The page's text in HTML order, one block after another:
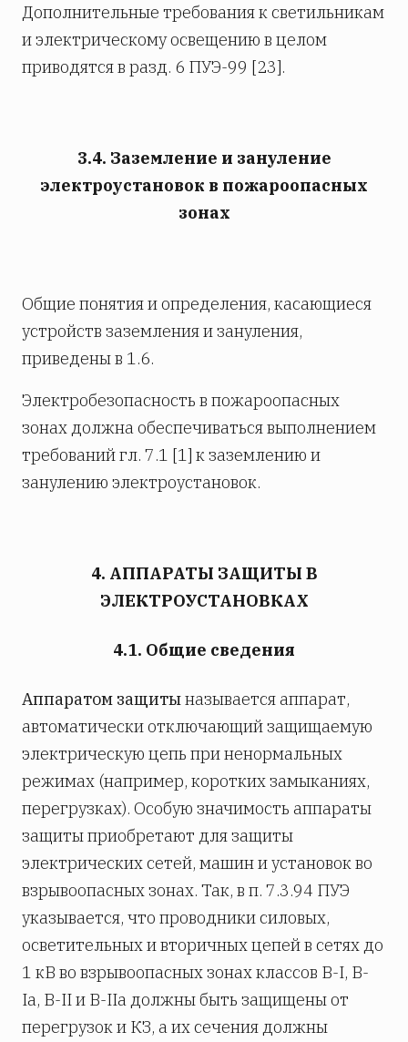
Дополнительные требования к светильникам
и электрическому освещению в целом
приводятся в разд. 6 ПУЭ-99 [23].
3.4. Заземление и зануление
электроустановок в пожароопасных
зонах
Общие понятия и определения, касающиеся
устройств заземления и зануления,
приведены в 1.6.
Электробезопасность в пожароопасных
зонах должна обеспечиваться выполнением
требований гл. 7.1 [1] к заземлению и
занулению электроустановок.
4. АППАРАТЫ ЗАЩИТЫ В
ЭЛЕКТРОУСТАНОВКАХ
4.1. Общие сведения
Аппаратом защитыназывается аппарат,
автоматически отключающий защищаемую
электрическую цепь при ненормальных
режимах (например, коротких замыканиях,
перегрузках). Особую значимость аппараты
защиты приобретают для защиты
электрических сетей, машин и установок во
взрывоопасных зонах. Так, в п. 7.3.94 ПУЭ
указывается, что проводники силовых,
осветительных и вторичных цепей в сетях до
1 кВ во взрывоопасных зонах классов B-I, B-
Ia, B-II и В-IIa должны быть защищены от
перегрузок и КЗ, а их сечения должны